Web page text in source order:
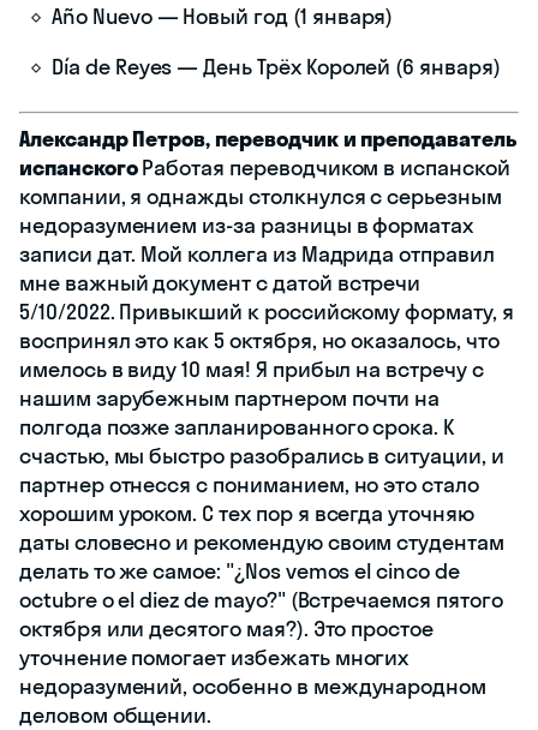
Año Nuevo — Новый год (1 января)
Día de Reyes — День Трёх Королей (6 января)
Александр Петров, переводчик и преподаватель
испанскогоРаботая переводчиком в испанской
компании, я однажды столкнулся с серьезным
недоразумением из-за разницы в форматах
записи дат. Мой коллега из Мадрида отправил
мне важный документ с датой встречи
5/10/2022. Привыкший к российскому формату, я
воспринял это как 5 октября, но оказалось, что
имелось в виду 10 мая! Я прибыл на встречу с
нашим зарубежным партнером почти на
полгода позже запланированного срока. К
счастью, мы быстро разобрались в ситуации, и
партнер отнесся с пониманием, но это стало
хорошим уроком. С тех пор я всегда уточняю
даты словесно и рекомендую своим студентам
делать то же самое: "¿Nos vemos el cinco de
octubre o el diez de mayo?" (Встречаемся пятого
октября или десятого мая?). Это простое
уточнение помогает избежать многих
недоразумений, особенно в международном
деловом общении.